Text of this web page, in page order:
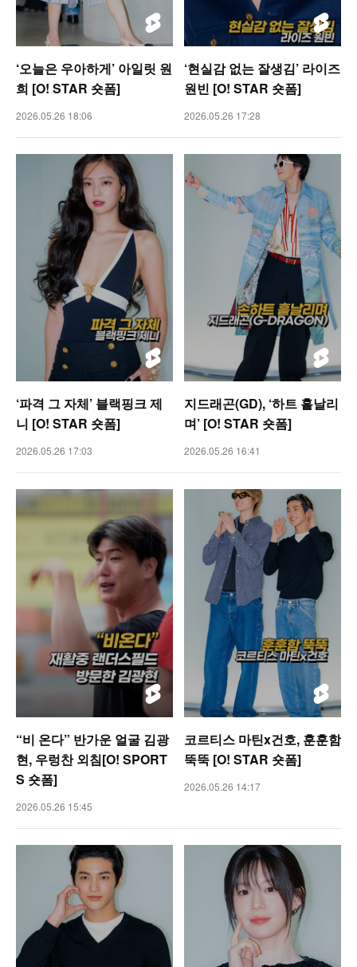
‘오늘은 우아하게’ 아일릿 원
희 [O! STAR 숏폼]
2026.05.26 18:06
‘현실감 없는 잘생김’ 라이즈
원빈 [O! STAR 숏폼]
2026.05.26 17:28
‘파격 그 자체’ 블랙핑크 제
니 [O! STAR 숏폼]
2026.05.26 17:03
지드래곤(GD), ‘하트 흩날리
며’ [O! STAR 숏폼]
2026.05.26 16:41
“비 온다” 반가운 얼굴 김광
현, 우렁찬 외침[O! SPORT
S 숏폼]
2026.05.26 15:45
코르티스 마틴x건호, 훈훈함
뚝뚝 [O! STAR 숏폼]
2026.05.26 14:17